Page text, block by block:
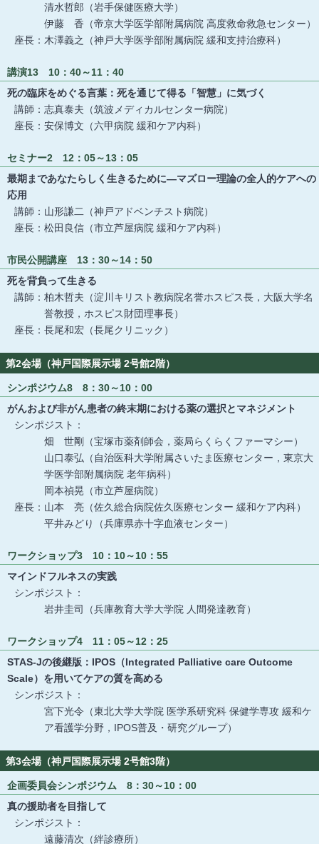
清水哲郎（岩手保健医療大学）
伊藤 香（帝京大学医学部附属病院 高度救命救急センター）
座長：木澤義之（神戸大学医学部附属病院 緩和支持治療科）
講演13 10：40～11：40
死の臨床をめぐる言葉：死を通じて得る「智慧」に気づく
講師：志真泰夫（筑波メディカルセンター病院）
座長：安保博文（六甲病院 緩和ケア内科）
セミナー2 12：05～13：05
最期まであなたらしく生きるために―マズロー理論の全人的ケアへの
応用
講師：山形謙二（神戸アドベンチスト病院）
座長：松田良信（市立芦屋病院 緩和ケア内科）
市民公開講座 13：30～14：50
死を背負って生きる
講師：柏木哲夫（淀川キリスト教病院名誉ホスピス長，大阪大学名
誉教授，ホスピス財団理事長）
座長：長尾和宏（長尾クリニック）
第2会場（神戸国際展示場 2号館2階）
シンポジウム8 8：30～10：00
がんおよび非がん患者の終末期における薬の選択とマネジメント
シンポジスト：
畑 世剛（宝塚市薬剤師会，薬局らくらくファーマシー）
山口泰弘（自治医科大学附属さいたま医療センター，東京大
学医学部附属病院 老年病科）
岡本禎晃（市立芦屋病院）
座長：山本 亮（佐久総合病院佐久医療センター 緩和ケア内科）
平井みどり（兵庫県赤十字血液センター）
ワークショップ3 10：10～10：55
マインドフルネスの実践
シンポジスト：
岩井圭司（兵庫教育大学大学院 人間発達教育）
ワークショップ4 11：05～12：25
STAS-Jの後継版：IPOS（Integrated Palliative care Outcome
Scale）を用いてケアの質を高める
シンポジスト：
宮下光令（東北大学大学院 医学系研究科 保健学専攻 緩和ケ
ア看護学分野，IPOS普及・研究グループ）
第3会場（神戸国際展示場 2号館3階）
企画委員会シンポジウム 8：30～10：00
真の援助者を目指して
シンポジスト：
遠藤清次（絆診療所）